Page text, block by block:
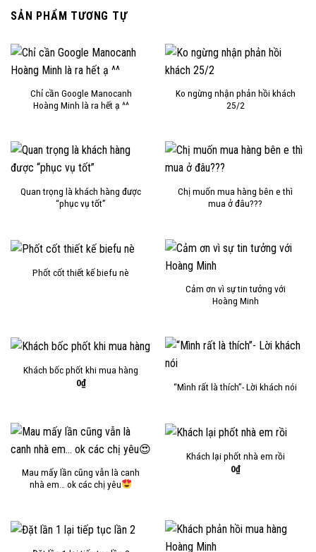
SẢN PHẨM TƯƠNG TỰ
Chỉ cần Google Manocanh
Hoàng Minh là ra hết ạ ^^
Ko ngừng nhận phản hồi khách
25/2
Quan trọng là khách hàng được
“phục vụ tốt”
Chị muốn mua hàng bên e thì
mua ở đâu???
Phốt cốt thiết kế biefu nè
Cảm ơn vì sự tin tưởng với
Hoàng Minh
Khách bốc phốt khi mua hàng
0₫ “Mình rất là thích”- Lời khách nói
Mau mấy lần cũng vẫn là canh
nhà em… ok các chị yêu
Khách lại phốt nhà em rồi
0₫